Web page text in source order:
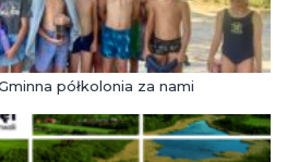
półkolonia za nami